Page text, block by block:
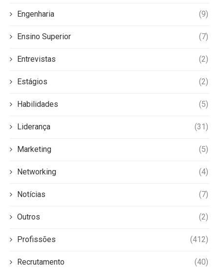
Engenharia (9)
Ensino Superior (7)
Entrevistas (2)
Estágios (2)
Habilidades (5)
Liderança (31)
Marketing (5)
Networking (4)
Notícias (7)
Outros (2)
Profissões (412)
Recrutamento (40)